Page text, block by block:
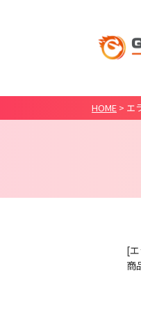
HOME > エ
[
商